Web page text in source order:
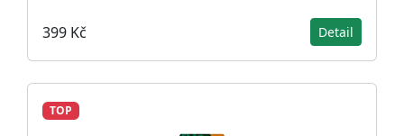
399 Kč Detail
TOP